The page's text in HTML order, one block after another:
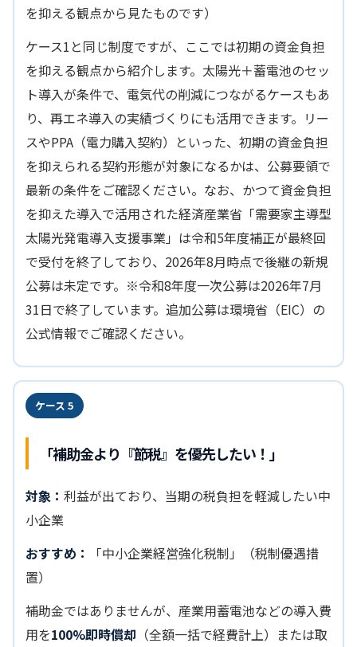
を抑える観点から見たものです）
ケース1と同じ制度ですが、ここでは初期の資金負担
を抑える観点から紹介します。太陽光＋蓄電池のセッ
ト導入が条件で、電気代の削減につながるケースもあ
り、再エネ導入の実績づくりにも活用できます。リー
スやPPA（電力購入契約）といった、初期の資金負担
を抑えられる契約形態が対象になるかは、公募要領で
最新の条件をご確認ください。なお、かつて資金負担
を抑えた導入で活用された経済産業省「需要家主導型
太陽光発電導入支援事業」は令和5年度補正が最終回
で受付を終了しており、2026年8月時点で後継の新規
公募は未定です。※令和8年度一次公募は2026年7月
31日で終了しています。追加公募は環境省（EIC）の
公式情報でご確認ください。
ケース 5
「補助金より『節税』を優先したい！」
対象： 利益が出ており、当期の税負担を軽減したい中
小企業
おすすめ：
「中小企業経営強化税制」（税制優遇措
置）
補助金ではありませんが、産業用蓄電池などの導入費
用を100%即時償却 （全額一括で経費計上）または取